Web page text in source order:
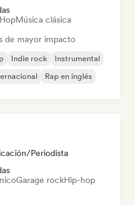
Música clásica
de mayor impacto
Indie rock
Instrumental
Rap en inglés
Periodista
Garage rockHip-hop